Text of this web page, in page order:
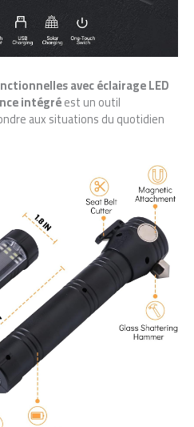
avec éclairage LED
intégréest un outil
aux situations du quotidien